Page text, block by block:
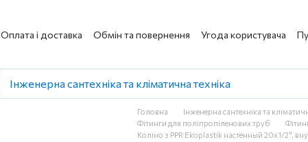
Оплата і доставка Обмін та повернення Угода користувача
Інженерна сантехніка та кліматична техніка
Головна Інженерна сантехніка та
Фітинги для поліпропіленових труб
Коліно з PPR Ekoplastik настенный 20х1/2",